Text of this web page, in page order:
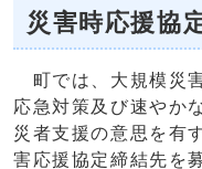
災害時応援協
町では、大規模災
応急対策及び速やか
災者支援の意思を有
害応援協定締結先を